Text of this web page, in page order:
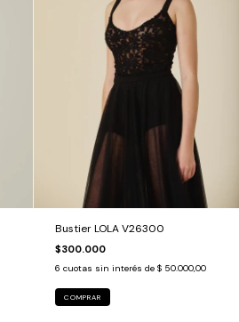
Bustier LOLA V26300
$300.000
6 cuotas sin interés de $ 50.000,00
COMPRAR